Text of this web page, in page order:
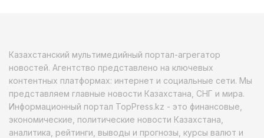
Казахстанский мультимедийный портал-агрегатор
новостей. Агентство представлено на ключевых
контентных платформах: интернет и социальные сети. Мы
представляем главные новости Казахстана, СНГ и мира.
Информационный портал TopPress.kz - это финансовые,
экономические, политические новости Казахстана,
аналитика, рейтинги, выводы и прогнозы, курсы валют и